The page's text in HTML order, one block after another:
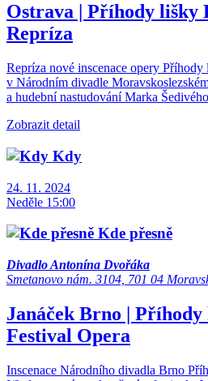
Ostrava | Příhody lišky
Repríza
Repríza nové inscenace opery
v Národním divadle
a hudební nastudování Marka
Zobrazit detail
Kdy
24. 11. 2024
Neděle 15:00
Kde přesně
Divadlo Antonína Dvořáka
Smetanovo nám. 3104, 701 04
Janáček Brno |
Festival Opera
Inscenace Národního divadla Brno